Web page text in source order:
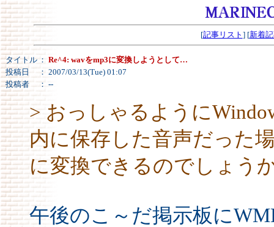
[記事リスト ] [新着
タイトル ： Re^4: wavをmp3に変換しようとして…
投稿日
： 2007/03/13(Tue) 01:07
投稿者
： --
> おっしゃるように
内に保存した音声だった
に変換できるのでしょう
午後のこ～だ掲示板に